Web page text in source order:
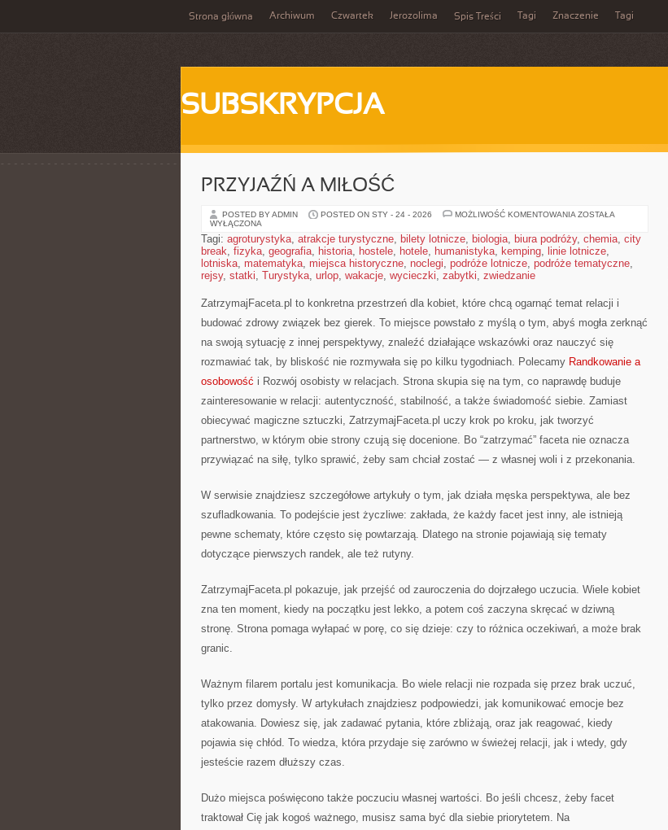
Strona główna Archiwum Czwartek Jerozolima Spis Treści Tagi Znaczenie Tagi
SUBSKRYPCJA
PRZYJAŹŃ A MIŁOŚĆ
POSTED BY ADMIN POSTED ON STY - 24 - 2026 MOŻLIWOŚĆ KOMENTOWANIA PRZYJAŹŃ
ZOSTAŁA
WYŁĄCZONA
Tagi: agroturystyka, atrakcje turystyczne, bilety lotnicze, biologia, biura podróży, chemia, city
break, fizyka, geografia, historia, hostele, hotele, humanistyka, kemping, linie lotnicze,
lotniska, matematyka, miejsca historyczne, noclegi, podróże lotnicze, podróże tematyczne,
rejsy, statki, Turystyka, urlop, wakacje, wycieczki, zabytki, zwiedzanie
ZatrzymajFaceta.pl to konkretna przestrzeń dla kobiet, które chcą ogarnąć temat relacji i
budować zdrowy związek bez gierek. To miejsce powstało z myślą o tym, abyś mogła zerknąć
na swoją sytuację z innej perspektywy, znaleźć działające wskazówki oraz nauczyć się
rozmawiać tak, by bliskość nie rozmywała się po kilku tygodniach. Polecamy Randkowanie a
osobowość i Rozwój osobisty w relacjach. Strona skupia się na tym, co naprawdę buduje
zainteresowanie w relacji: autentyczność, stabilność, a także świadomość siebie. Zamiast
obiecywać magiczne sztuczki, ZatrzymajFaceta.pl uczy krok po kroku, jak tworzyć
partnerstwo, w którym obie strony czują się docenione. Bo “zatrzymać” faceta nie oznacza
przywiązać na siłę, tylko sprawić, żeby sam chciał zostać — z własnej woli i z przekonania.
W serwisie znajdziesz szczegółowe artykuły o tym, jak działa męska perspektywa, ale bez
szufladkowania. To podejście jest życzliwe: zakłada, że każdy facet jest inny, ale istnieją
pewne schematy, które często się powtarzają. Dlatego na stronie pojawiają się tematy
dotyczące pierwszych randek, ale też rutyny.
ZatrzymajFaceta.pl pokazuje, jak przejść od zauroczenia do dojrzałego uczucia. Wiele kobiet
zna ten moment, kiedy na początku jest lekko, a potem coś zaczyna skręcać w dziwną
stronę. Strona pomaga wyłapać w porę, co się dzieje: czy to różnica oczekiwań, a może brak
granic.
Ważnym filarem portalu jest komunikacja. Bo wiele relacji nie rozpada się przez brak uczuć,
tylko przez domysły. W artykułach znajdziesz podpowiedzi, jak komunikować emocje bez
atakowania. Dowiesz się, jak zadawać pytania, które zbliżają, oraz jak reagować, kiedy
pojawia się chłód. To wiedza, która przydaje się zarówno w świeżej relacji, jak i wtedy, gdy
jesteście razem dłuższy czas.
Dużo miejsca poświęcono także poczuciu własnej wartości. Bo jeśli chcesz, żeby facet
traktował Cię jak kogoś ważnego, musisz sama być dla siebie priorytetem. Na